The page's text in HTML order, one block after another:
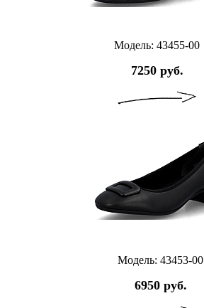
Модель: 43455-00
7250 руб.
Модель: 43453-00
6950 руб.